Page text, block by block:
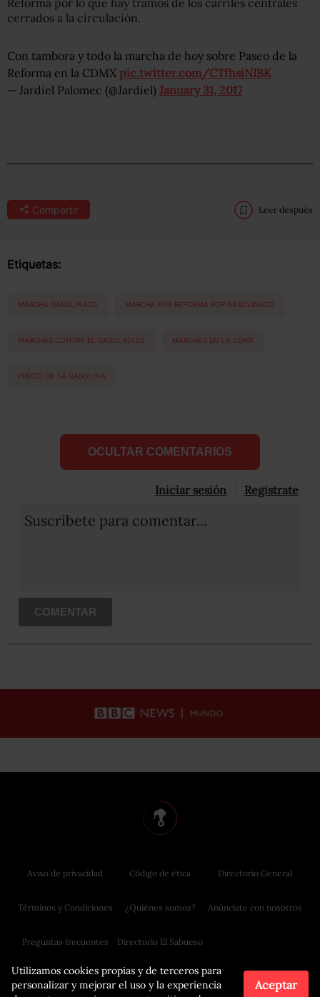
cerrados a la circulación.
Con tambora y todo la marcha de hoy sobre Paseo de la
Reforma en la CDMX pic.twitter.com/CTfhsiNIBK
— Jardiel Palomec (@Jardiel) January 31, 2017
Compartir Leer después
Etiquetas:
MARCHA GASOLINAZO MARCHA POR REFORMA POR GASOLINAZO
MARCHAS CONTRA EL GASOLINAZO MARCHAS EN LA CDMX
PRECIO DE LA GASOLINA
OCULTAR COMENTARIOS
Iniciar sesión Registrate
Suscribete para comentar...
COMENTAR
Utilizamos cookies propias y de terceros para
personalizar y mejorar el uso y la experiencia
Aceptar
Aviso de privacidad
Términos y Condiciones
Preguntas frecuentes
Código de ética
¿Quiénes somos?
Directorio El Sabueso
Directorio General
Anúnciate con nosotros